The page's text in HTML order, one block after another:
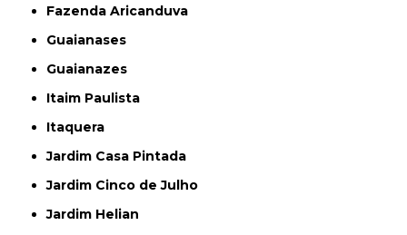
Fazenda Aricanduva
Guaianases
Guaianazes
Itaim Paulista
Itaquera
Jardim Casa Pintada
Jardim Cinco de Julho
Jardim Helian